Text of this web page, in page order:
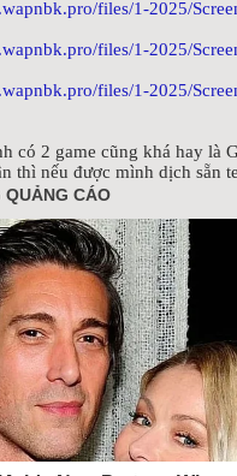
có 2 game cũng khá hay là
thì nếu được mình dịch sẵn